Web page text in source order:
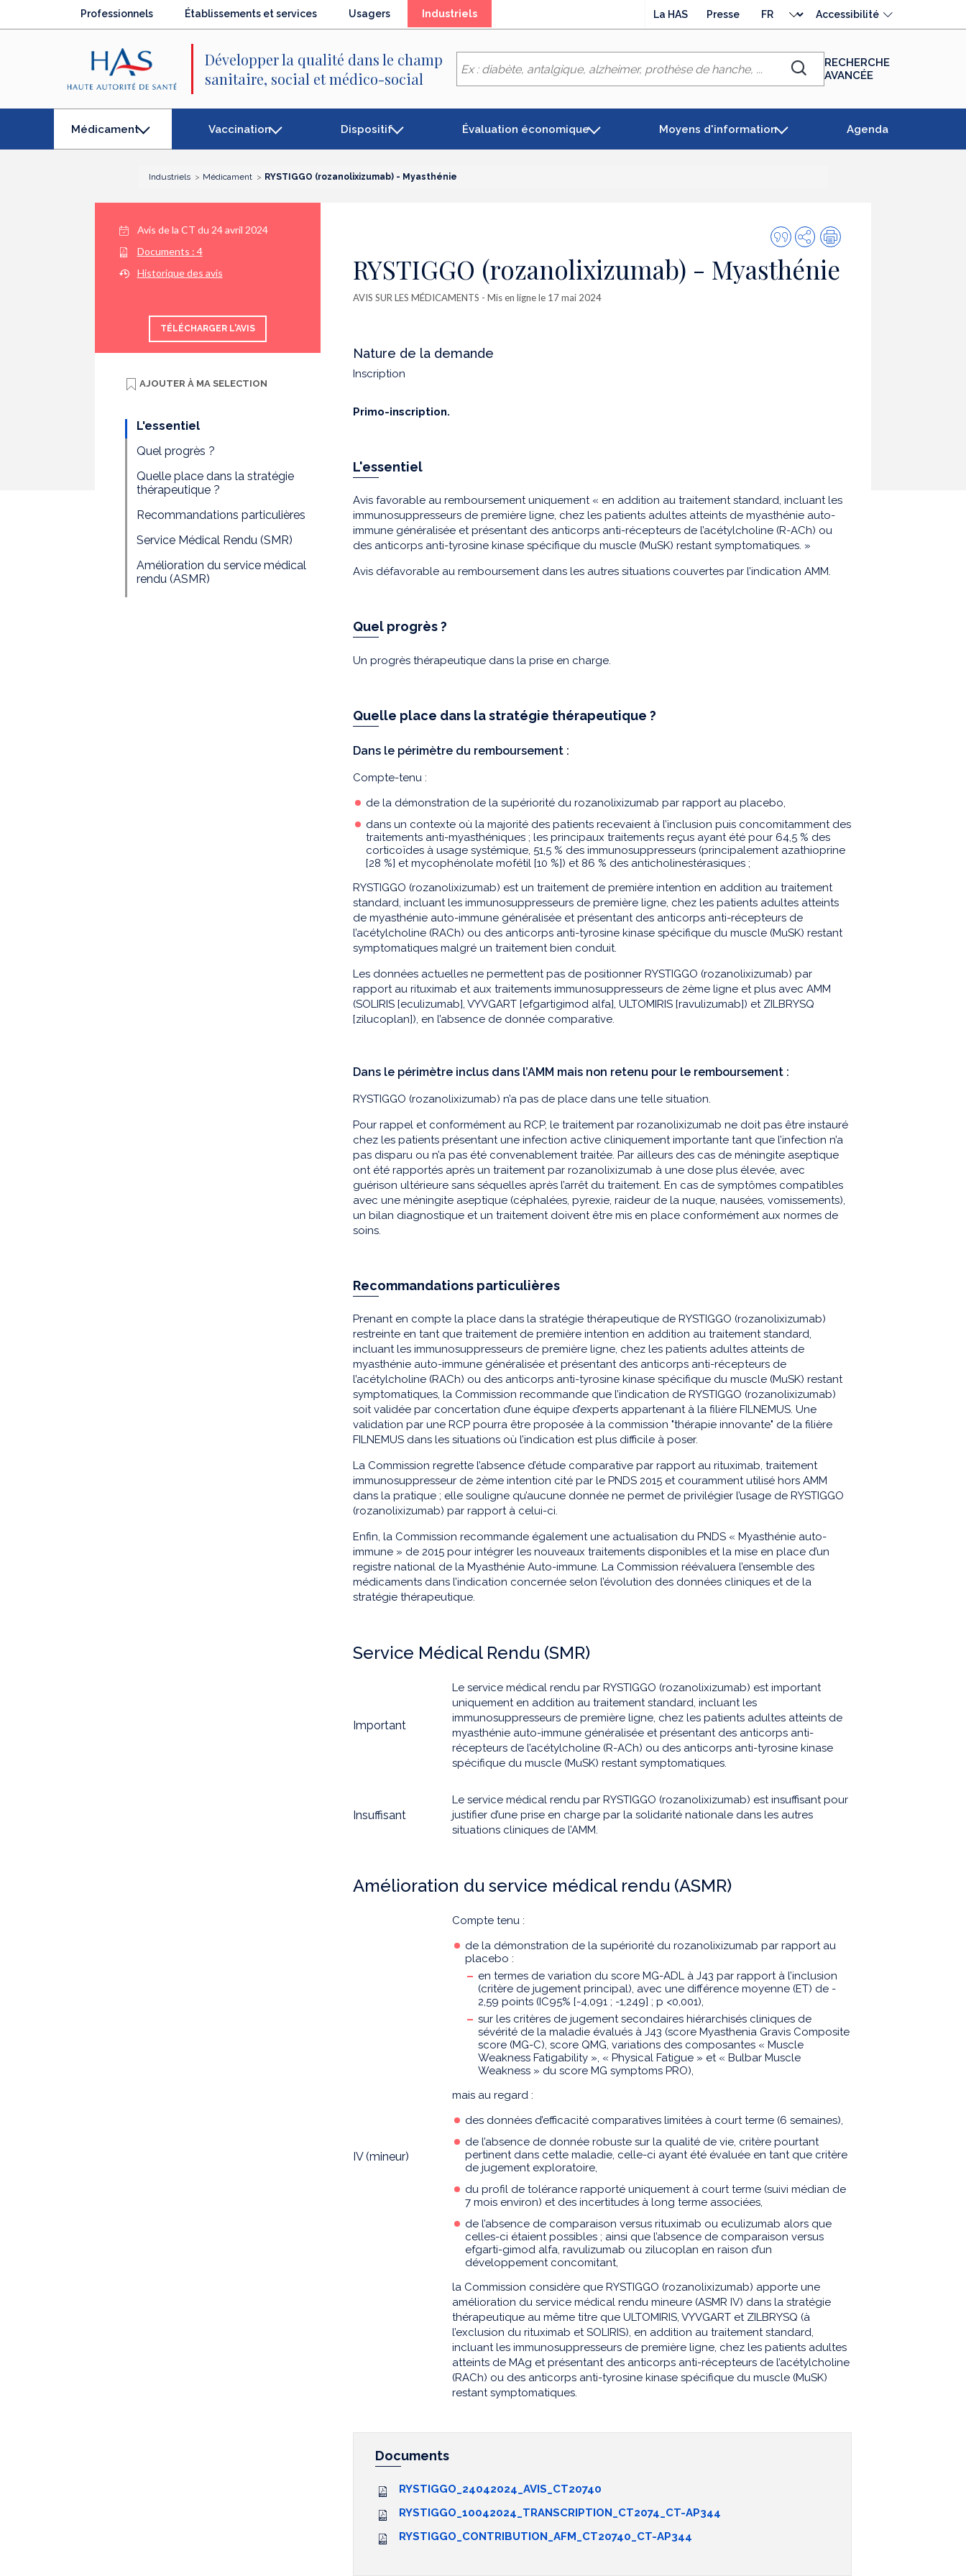
Professionnels Établissements et services Usagers Industriels(élément
La HAS Presse
langue
Accessibilité
Développer la qualité dans le champ
sanitaire, social et médico-social
Chercher
RECHERCHE
AVANCÉE
Médicament
(élément
séléctionné)
Vaccination Dispositif Évaluation économique Moyens d'information Agenda
Industriels Médicament RYSTIGGO (rozanolixizumab) - Myasthénie
Avis de la CT du 24 avril 2024
Documents : 4
Historique des avis
TÉLÉCHARGER L'AVIS
AJOUTER À MA SELECTION
L'essentiel
Quel progrès ?
Quelle place dans la stratégie
thérapeutique ?
Recommandations particulières
Service Médical Rendu (SMR)
Amélioration du service médical
rendu (ASMR)
Citer
cette
publication
PartagerImpression
RYSTIGGO (rozanolixizumab) - Myasthénie
AVIS SUR LES MÉDICAMENTS - Mis en ligne le 17 mai 2024
Nature de la demande
Inscription
Primo-inscription.
L'essentiel
Avis favorable au remboursement uniquement « en addition au traitement standard, incluant les
immunosuppresseurs de première ligne, chez les patients adultes atteints de myasthénie auto-
immune généralisée et présentant des anticorps anti-récepteurs de l’acétylcholine (R-ACh) ou
des anticorps anti-tyrosine kinase spécifique du muscle (MuSK) restant symptomatiques. »
Avis défavorable au remboursement dans les autres situations couvertes par l’indication AMM.
Quel progrès ?
Un progrès thérapeutique dans la prise en charge.
Quelle place dans la stratégie thérapeutique ?
Dans le périmètre du remboursement :
Compte-tenu :
de la démonstration de la supériorité du rozanolixizumab par rapport au placebo,
dans un contexte où la majorité des patients recevaient à l’inclusion puis concomitamment des
traitements anti-myasthéniques ; les principaux traitements reçus ayant été pour 64,5 % des
corticoïdes à usage systémique, 51,5 % des immunosuppresseurs (principalement azathioprine
[28 %] et mycophénolate mofétil [10 %]) et 86 % des anticholinestérasiques ;
RYSTIGGO (rozanolixizumab) est un traitement de première intention en addition au traitement
standard, incluant les immunosuppresseurs de première ligne, chez les patients adultes atteints
de myasthénie auto-immune généralisée et présentant des anticorps anti-récepteurs de
l’acétylcholine (RACh) ou des anticorps anti-tyrosine kinase spécifique du muscle (MuSK) restant
symptomatiques malgré un traitement bien conduit.
Les données actuelles ne permettent pas de positionner RYSTIGGO (rozanolixizumab) par
rapport au rituximab et aux traitements immunosuppresseurs de 2ème ligne et plus avec AMM
(SOLIRIS [eculizumab], VYVGART [efgartigimod alfa], ULTOMIRIS [ravulizumab]) et ZILBRYSQ
[zilucoplan]), en l’absence de donnée comparative.
Dans le périmètre inclus dans l’AMM mais non retenu pour le remboursement :
RYSTIGGO (rozanolixizumab) n’a pas de place dans une telle situation.
Pour rappel et conformément au RCP, le traitement par rozanolixizumab ne doit pas être instauré
chez les patients présentant une infection active cliniquement importante tant que l’infection n’a
pas disparu ou n’a pas été convenablement traitée. Par ailleurs des cas de méningite aseptique
ont été rapportés après un traitement par rozanolixizumab à une dose plus élevée, avec
guérison ultérieure sans séquelles après l’arrêt du traitement. En cas de symptômes compatibles
avec une méningite aseptique (céphalées, pyrexie, raideur de la nuque, nausées, vomissements),
un bilan diagnostique et un traitement doivent être mis en place conformément aux normes de
soins.
Recommandations particulières
Prenant en compte la place dans la stratégie thérapeutique de RYSTIGGO (rozanolixizumab)
restreinte en tant que traitement de première intention en addition au traitement standard,
incluant les immunosuppresseurs de première ligne, chez les patients adultes atteints de
myasthénie auto-immune généralisée et présentant des anticorps anti-récepteurs de
l’acétylcholine (RACh) ou des anticorps anti-tyrosine kinase spécifique du muscle (MuSK) restant
symptomatiques, la Commission recommande que l’indication de RYSTIGGO (rozanolixizumab)
soit validée par concertation d’une équipe d’experts appartenant à la filière FILNEMUS. Une
validation par une RCP pourra être proposée à la commission "thérapie innovante" de la filière
FILNEMUS dans les situations où l’indication est plus difficile à poser.
La Commission regrette l’absence d’étude comparative par rapport au rituximab, traitement
immunosuppresseur de 2ème intention cité par le PNDS 2015 et couramment utilisé hors AMM
dans la pratique ; elle souligne qu’aucune donnée ne permet de privilégier l’usage de RYSTIGGO
(rozanolixizumab) par rapport à celui-ci.
Enfin, la Commission recommande également une actualisation du PNDS « Myasthénie auto-
immune » de 2015 pour intégrer les nouveaux traitements disponibles et la mise en place d’un
registre national de la Myasthénie Auto-immune. La Commission réévaluera l’ensemble des
médicaments dans l’indication concernée selon l’évolution des données cliniques et de la
stratégie thérapeutique.
Service Médical Rendu (SMR)
Important
Le service médical rendu par RYSTIGGO (rozanolixizumab) est important
uniquement en addition au traitement standard, incluant les
immunosuppresseurs de première ligne, chez les patients adultes atteints de
myasthénie auto-immune généralisée et présentant des anticorps anti-
récepteurs de l’acétylcholine (R-ACh) ou des anticorps anti-tyrosine kinase
spécifique du muscle (MuSK) restant symptomatiques.
Insuffisant
Le service médical rendu par RYSTIGGO (rozanolixizumab) est insuffisant pour
justifier d’une prise en charge par la solidarité nationale dans les autres
situations cliniques de l’AMM.
Amélioration du service médical rendu (ASMR)
IV (mineur)
Compte tenu :
de la démonstration de la supériorité du rozanolixizumab par rapport au
placebo :
en termes de variation du score MG-ADL à J43 par rapport à l’inclusion
(critère de jugement principal), avec une différence moyenne (ET) de -
2,59 points (IC95% [-4,091 ; -1,249] ; p <0,001),
sur les critères de jugement secondaires hiérarchisés cliniques de
sévérité de la maladie évalués à J43 (score Myasthenia Gravis Composite
score (MG-C), score QMG, variations des composantes « Muscle
Weakness Fatigability », « Physical Fatigue » et « Bulbar Muscle
Weakness » du score MG symptoms PRO),
mais au regard :
des données d’efficacité comparatives limitées à court terme (6 semaines),
de l’absence de donnée robuste sur la qualité de vie, critère pourtant
pertinent dans cette maladie, celle-ci ayant été évaluée en tant que critère
de jugement exploratoire,
du profil de tolérance rapporté uniquement à court terme (suivi médian de
7 mois environ) et des incertitudes à long terme associées,
de l’absence de comparaison versus rituximab ou eculizumab alors que
celles-ci étaient possibles ; ainsi que l’absence de comparaison versus
efgarti-gimod alfa, ravulizumab ou zilucoplan en raison d’un
développement concomitant,
la Commission considère que RYSTIGGO (rozanolixizumab) apporte une
amélioration du service médical rendu mineure (ASMR IV) dans la stratégie
thérapeutique au même titre que ULTOMIRIS, VYVGART et ZILBRYSQ (à
l’exclusion du rituximab et SOLIRIS), en addition au traitement standard,
incluant les immunosuppresseurs de première ligne, chez les patients adultes
atteints de MAg et présentant des anticorps anti-récepteurs de l’acétylcholine
(RACh) ou des anticorps anti-tyrosine kinase spécifique du muscle (MuSK)
restant symptomatiques.
Documents
RYSTIGGO_24042024_AVIS_CT20740
RYSTIGGO_10042024_TRANSCRIPTION_CT2074_CT-AP344
RYSTIGGO_CONTRIBUTION_AFM_CT20740_CT-AP344